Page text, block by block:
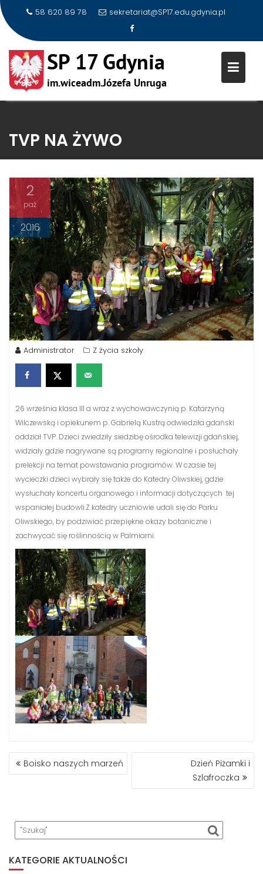
content
58 620 89 78 sekretariat@SP17.edu.gdynia.pl
TVP NA ŻYWO
2
paź
2016
Administrator Z życia szkoły
26 września klasa III a wraz z wychowawczynią p. Katarzyną
Wilczewską i opiekunem p. Gabrielą Kustrą odwiedziła gdański
oddział TVP. Dzieci zwiedziły siedzibę ośrodka telewizji gdańskiej,
widziały gdzie nagrywane są programy regionalne i posłuchały
prelekcji na temat powstawania programów. W czasie tej
wycieczki dzieci wybrały się także do Katedry Oliwskiej, gdzie
wysłuchały koncertu organowego i informacji dotyczących tej
wspaniałej budowli.Z katedry uczniowie udali się do Parku
Oliwskiego, by podziwiać przepiękne okazy botaniczne i
zachwycać się roślinnością w Palmiarni.
NAWIGACJA
WPISU
Boisko naszych marzeń
Dzień Piżamki i
Szlafroczka
KATEGORIE AKTUALNOŚCI